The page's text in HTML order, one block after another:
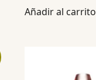
Añadir al carrito